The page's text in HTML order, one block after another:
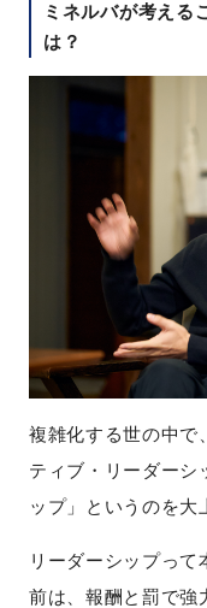
ミネルバが考える
は？
複雑化する世の中で
ティブ・リーダーシ
ップ」というのを大
リーダーシップっ
前は、報酬と罰で強